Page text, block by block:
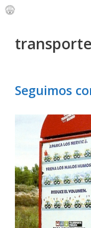
Saltar
transporte
Seguimos